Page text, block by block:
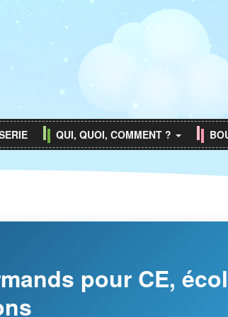
QUI, QUOI, COMMENT ?
pour CE,